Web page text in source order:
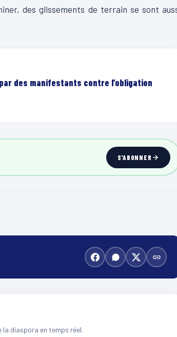
des glissements de terrain se sont
des manifestants contre l’obligation
S'ABONNER
diaspora en temps réel.